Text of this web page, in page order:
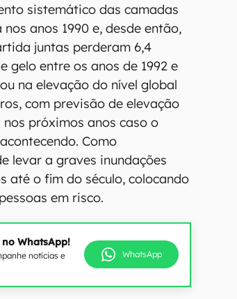
sistemático das camadas
anos 1990 e, desde então,
juntas perderam 6,4
gelo entre os anos de 1992 e
na elevação do nível global
com previsão de elevação
próximos anos caso o
Como
levar a graves inundações
até o fim do século, colocando
em risco.
WhatsApp!
notícias e
WhatsApp